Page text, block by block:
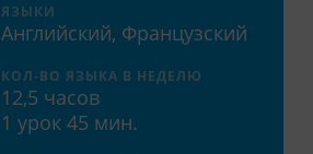
ЯЗЫКИ
Английский, Французский
КОЛ-ВО ЯЗЫКА В НЕДЕЛЮ
12,5 часов
1 урок 45 мин.